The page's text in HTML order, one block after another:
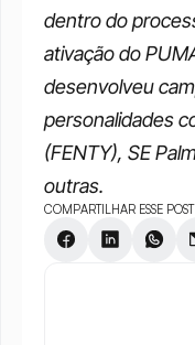
dentro do
ativação do
desenvolveu
personalidades
(FENTY), SE
outras.
COMPARTILHAR ESSE POST